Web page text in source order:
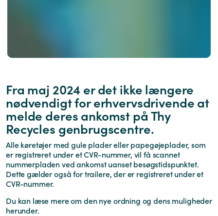
Fra maj 2024 er det ikke længere
nødvendigt for erhvervsdrivende at
melde deres ankomst på Thy
Recycles genbrugscentre.
Alle køretøjer med gule plader eller papegøjeplader, som
er registreret under et CVR-nummer, vil få scannet
nummerpladen ved ankomst uanset besøgstidspunktet.
Dette gælder også for trailere, der er registreret under et
CVR-nummer.
Du kan læse mere om den nye ordning og dens muligheder
herunder.